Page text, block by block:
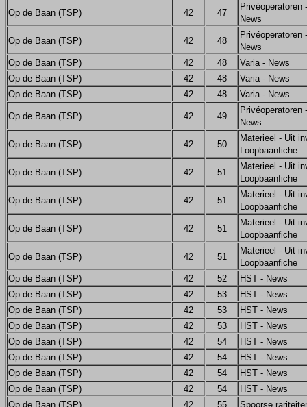
Op de Baan (TSP) 42 47
Privéoperatoren
News
Op de Baan (TSP) 42 48
Privéoperatoren
News
Op de Baan (TSP)
42 48
Varia - News
Op de Baan (TSP)
42 48
Varia - News
Op de Baan (TSP)
42 48 Varia - News
Op de Baan (TSP) 42 49
Privéoperatoren
News
Op de Baan (TSP) 42 50
Materieel - Uit
Loopbaanfiche
Op de Baan (TSP) 42 51
Materieel - Uit
Loopbaanfiche
Op de Baan (TSP) 42 51
Materieel - Uit
Loopbaanfiche
Op de Baan (TSP) 42 51
Materieel - Uit
Loopbaanfiche
Op de Baan (TSP) 42 51
Materieel - Uit
Loopbaanfiche
Op de Baan (TSP)
42 52
HST - News
Op de Baan (TSP)
42 53
HST - News
Op de Baan (TSP)
42 53
HST - News
Op de Baan (TSP)
42 53
HST - News
Op de Baan (TSP)
42 54
HST - News
Op de Baan (TSP)
42 54
HST - News
Op de Baan (TSP)
42 54
HST - News
Op de Baan (TSP)
42 54
HST - News
Op de Baan (TSP)
42 55 Spoorse